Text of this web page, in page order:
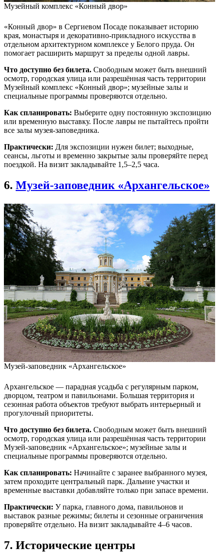
Музейный комплекс «Конный двор»
«Конный двор» в Сергиевом Посаде показывает историю
края, монастыря и декоративно-прикладного искусства в
отдельном архитектурном комплексе у Белого пруда. Он
помогает расширить маршрут за пределы одной лавры.
Что доступно без билета. Свободным может быть внешний
осмотр, городская улица или разрешённая часть территории
Музейный комплекс «Конный двор»; музейные залы и
специальные программы проверяются отдельно.
Как спланировать: Выберите одну постоянную экспозицию
или временную выставку. После лавры не пытайтесь пройти
все залы музея-заповедника.
Практически: Для экспозиции нужен билет; выходные,
сеансы, льготы и временно закрытые залы проверяйте перед
поездкой. На визит закладывайте 1,5–2,5 часа.
6. Музей-заповедник «Архангельское»
Музей-заповедник «Архангельское»
Архангельское — парадная усадьба с регулярным парком,
дворцом, театром и павильонами. Большая территория и
сезонная работа объектов требуют выбрать интерьерный и
прогулочный приоритеты.
Что доступно без билета. Свободным может быть внешний
осмотр, городская улица или разрешённая часть территории
Музей-заповедник «Архангельское»; музейные залы и
специальные программы проверяются отдельно.
Как спланировать: Начинайте с заранее выбранного музея,
затем проходите центральный парк. Дальние участки и
временные выставки добавляйте только при запасе времени.
Практически: У парка, главного дома, павильонов и
выставок разные режимы; билеты и сезонные ограничения
проверяйте отдельно. На визит закладывайте 4–6 часов.
7. Исторические центры